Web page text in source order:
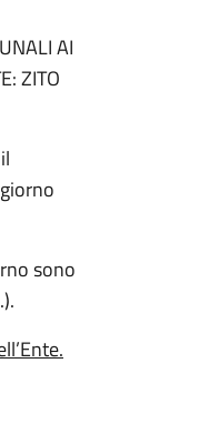
AI
ZITO
sono